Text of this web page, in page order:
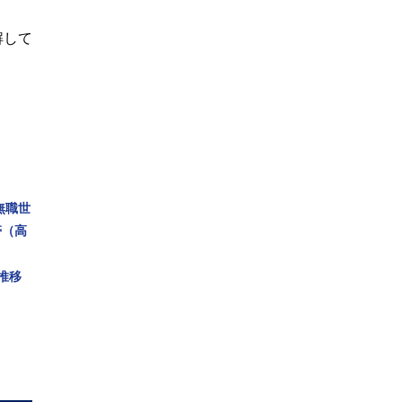
て
職世
高
移